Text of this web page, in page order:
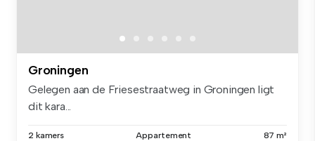
Groningen
Gelegen aan de Friesestraatweg in Groningen ligt
dit kara...
2 kamers Appartement 87 m²